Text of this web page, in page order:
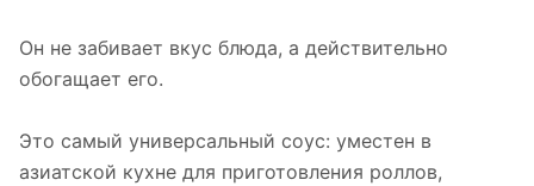
Он не забивает вкус блюда, а действительно
обогащает его.
Это самый универсальный соус: уместен в
азиатской кухне для приготовления роллов,